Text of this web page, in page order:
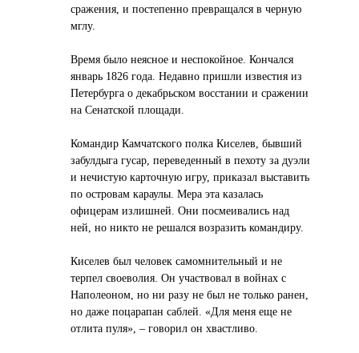
сражения, и постепенно превращался в черную
мглу.
Время было неясное и неспокойное. Кончался
январь 1826 года. Недавно пришли известия из
Петербурга о декабрьском восстании и сражении
на Сенатской площади.
Командир Камчатского полка Киселев, бывший
забулдыга гусар, переведенный в пехоту за дуэли
и нечистую карточную игру, приказал выставить
по островам караулы. Мера эта казалась
офицерам излишней. Они посмеивались над
ней, но никто не решался возразить командиру.
Киселев был человек самомнительный и не
терпел своеволия. Он участвовал в войнах с
Наполеоном, но ни разу не был не только ранен,
но даже поцарапан саблей. «Для меня еще не
отлита пуля», – говорил он хвастливо.